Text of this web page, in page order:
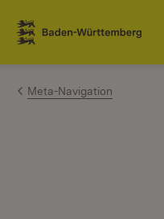
Zum Inhalt springen
Link zur Startseite
Meta-Navigation